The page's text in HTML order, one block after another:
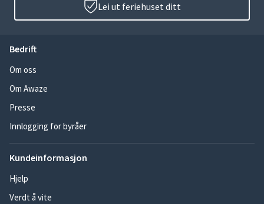
Lei ut feriehuset ditt
Bedrift
Om oss
Om Awaze
Presse
Innlogging for byråer
Kundeinformasjon
Hjelp
Verdt å vite